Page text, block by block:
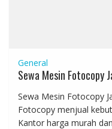
General
Sewa Mesin Fotocopy
Sewa Mesin Fotocopy
Fotocopy menjual
Kantor harga murah